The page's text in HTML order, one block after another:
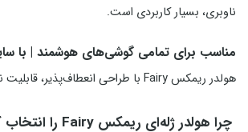
ناوبری، بسیار کاربردی است.
مناسب برای تمامی گوشی‌های هوشمند | با
هولدر ریمکس Fairy با طراحی انعطاف‌پذیر، قابلیت نگهداری انواع گوشی‌های هوشمند با سایزهای ۷ تا ۶.۵ اینچ را دارد. چه آیفون باشد، سامسونگ، هواوی یا دیگر برندها، به راحتی در داخل آن جای می‌گیرد و محکم می‌ماند.
چرا هولدر ژله‌ای ریمکس Fairy را انتخاب کنیم؟ | نکات مهم خرید